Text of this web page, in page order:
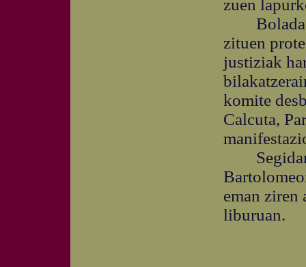
zuen
Bolada
zituen
justiziak
komite
Calcuta,
Segidan
eman
liburuan.